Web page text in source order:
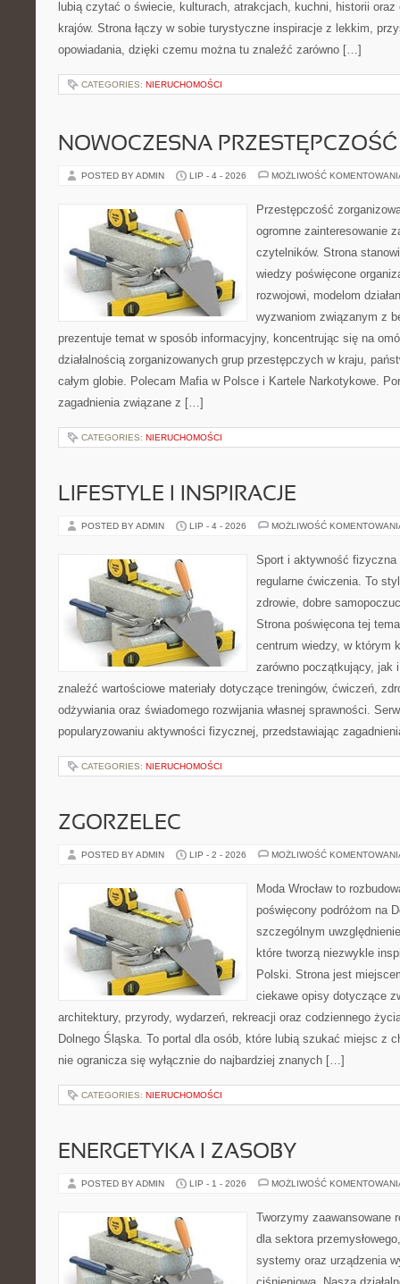
lubią czytać o świecie, kulturach, atrakcjach, kuchni, historii
krajów. Strona łączy w sobie turystyczne inspiracje z lekkim,
opowiadania, dzięki czemu można tu znaleźć zarówno […]
CATEGORIES: NIERUCHOMOŚCI
NOWOCZESNA PRZESTĘPCZOŚĆ
POSTED BY ADMIN LIP - 4 - 2026 MOŻLIWOŚĆ
Przestępczość
ogromne zainteresowanie
czytelników. Strona
wiedzy poświęcone
rozwojowi, modelom
wyzwaniom związanym z
prezentuje temat w sposób informacyjny, koncentrując się na
działalnością zorganizowanych grup przestępczych w kraju,
całym globie. Polecam Mafia w Polsce i Kartele Narkotykowe.
zagadnienia związane z […]
CATEGORIES: NIERUCHOMOŚCI
LIFESTYLE I INSPIRACJE
POSTED BY ADMIN LIP - 4 - 2026 MOŻLIWOŚĆ
Sport i aktywność
regularne ćwiczenia. To
zdrowie, dobre
Strona poświęcona tej
centrum wiedzy, w którym
zarówno początkujący, jak
znaleźć wartościowe materiały dotyczące treningów, ćwiczeń,
odżywiania oraz świadomego rozwijania własnej sprawności.
popularyzowaniu aktywności fizycznej, przedstawiając
CATEGORIES: NIERUCHOMOŚCI
ZGORZELEC
POSTED BY ADMIN LIP - 2 - 2026 MOŻLIWOŚĆ
Moda Wrocław to
poświęcony podróżom na
szczególnym
które tworzą niezwykle
Polski. Strona jest
ciekawe opisy dotyczące
architektury, przyrody, wydarzeń, rekreacji oraz codziennego
Dolnego Śląska. To portal dla osób, które lubią szukać miejsc z
nie ogranicza się wyłącznie do najbardziej znanych […]
CATEGORIES: NIERUCHOMOŚCI
ENERGETYKA I ZASOBY
POSTED BY ADMIN LIP - 1 - 2026 MOŻLIWOŚĆ
Tworzymy zaawansowane
dla sektora
systemy oraz urządzenia